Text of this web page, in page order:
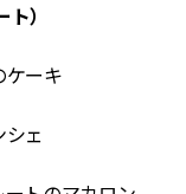
）
ケーキ
ェ